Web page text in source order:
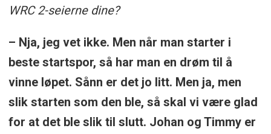
WRC 2-seierne dine?
– Nja, jeg vet ikke. Men når man starter i
beste startspor, så har man en drøm til å
vinne løpet. Sånn er det jo litt. Men ja, men
slik starten som den ble, så skal vi være glad
for at det ble slik til slutt. Johan og Timmy er